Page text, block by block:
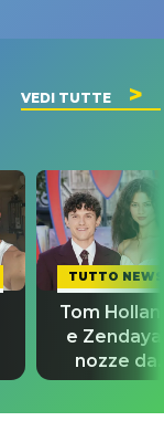
VEDI TUTTE
TUTTO NEWS
Tom
e
nozze da
580mila
sterline e